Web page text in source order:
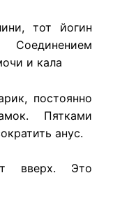
тот йогин
Соединением
и кала
постоянно
Пятками
анус.
вверх. Это